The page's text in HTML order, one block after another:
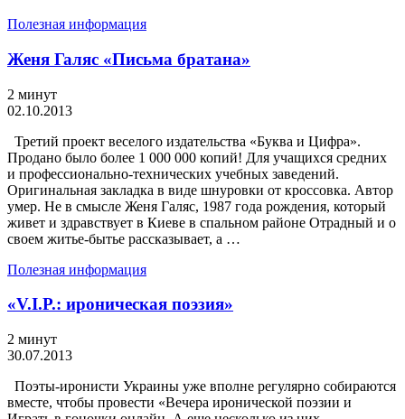
Полезная информация
Женя Галяс «Письма братана»
2 минут
02.10.2013
Третий проект веселого издательства «Буква и Цифра».
Продано было более 1 000 000 копий! Для учащихся средних
и профессионально-технических учебных заведений.
Оригинальная закладка в виде шнуровки от кроссовка. Автор
умер. Не в смысле Женя Галяс, 1987 года рождения, который
живет и здравствует в Киеве в спальном районе Отрадный и о
своем житье-бытье рассказывает, а …
Полезная информация
«V.I.P.: ироническая поэзия»
2 минут
30.07.2013
Поэты-иронисти Украины уже вполне регулярно собираются
вместе, чтобы провести «Вечера иронической поэзии и